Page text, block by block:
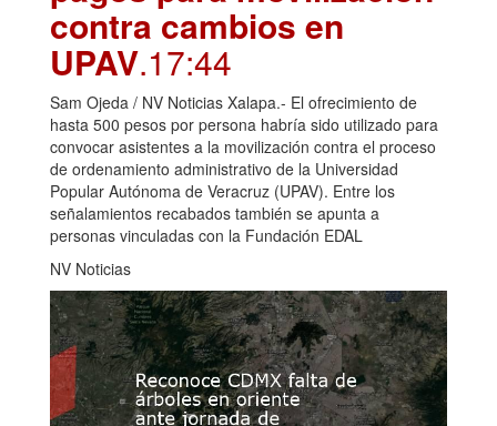
contra cambios en
UPAV.17:44
Sam Ojeda / NV Noticias Xalapa.- El ofrecimiento de
hasta 500 pesos por persona habría sido utilizado para
convocar asistentes a la movilización contra el proceso
de ordenamiento administrativo de la Universidad
Popular Autónoma de Veracruz (UPAV). Entre los
señalamientos recabados también se apunta a
personas vinculadas con la Fundación EDAL
NV Noticias